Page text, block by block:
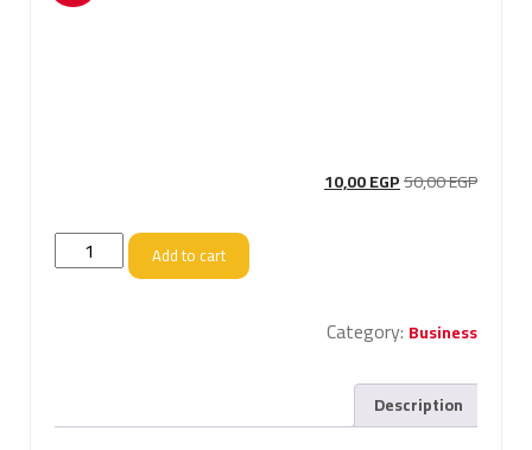
50,00EGP
Original
10,00EGP
Goodnews
website
Add to cart
Category: Business
Description